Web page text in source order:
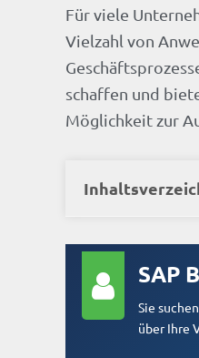
Für viele
Vielzahl von
schaffen und
Möglichkeit zur
SAP
Sie
über Ihre